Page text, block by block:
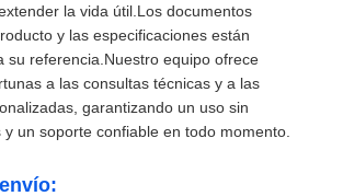
la vida útil.Los documentos
y las especificaciones están
su referencia.Nuestro equipo ofrece
a las consultas técnicas y a las
garantizando un uso sin
un soporte confiable en todo momento.